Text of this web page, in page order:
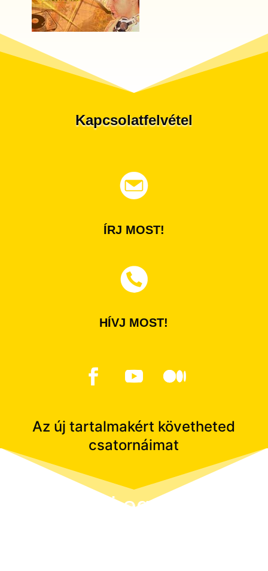
Kapcsolatfelvétel
ÍRJ MOST!
HÍVJ MOST!
Az új tartalmakért követheted
csatornáimat
Kérj egyedi